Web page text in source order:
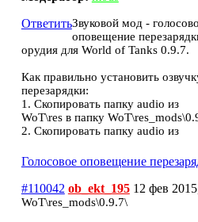
Ответить
Голосовое оповещение
#110042 ob_ekt_195 12 фев
Звуковой мод -
оповещение
орудия для World of Tanks 0.9.7.
Как правильно установить
перезарядки:
1. Скопировать папку audio из
WoT\res в папку
2. Скопировать папку audio из
WoТ\res_mods\0.9.7\